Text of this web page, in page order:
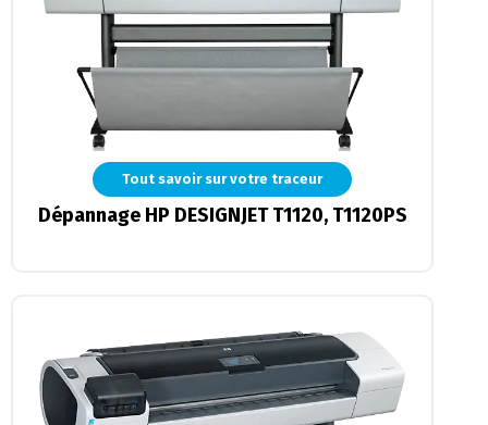
Tout savoir sur votre traceur
Dépannage HP DESIGNJET T1120, T1120PS